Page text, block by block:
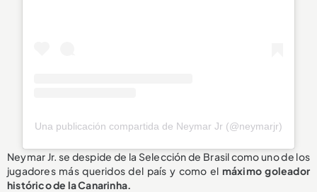
Una publicación compartida de Neymar Jr (@neymarjr)
Neymar Jr. se despide de la Selección de Brasil como uno de los
jugadores más queridos del país y como el máximo goleador
histórico de la Canarinha.